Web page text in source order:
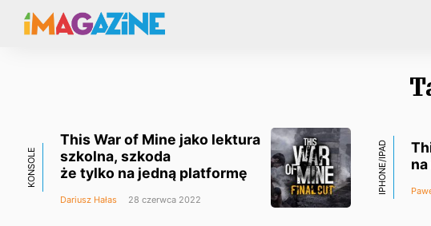
KONSOLE
This War of Mine jako lektura
szkolna, szkoda
że tylko na jedną platformę
Dariusz Hałas 28 czerwca 2022
IPHONE/IPAD
na